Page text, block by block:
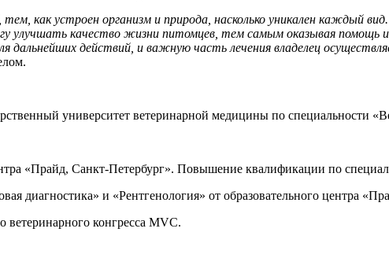
тем, как устроен организм и природа, насколько уникален каждый
улучшать качество жизни питомцев, тем самым оказывая
дальнейших действий, и важную часть лечения владелец
университет ветеринарной медицины по специальности
«Прайд, Санкт-Петербург». Повышение квалификации по
диагностика» и «Рентгенология» от образовательного центра
ветеринарного конгресса MVC.